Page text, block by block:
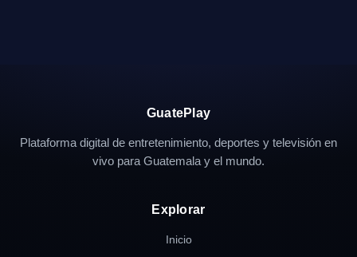
GuatePlay
Plataforma digital de entretenimiento, deportes y televisión en
vivo para Guatemala y el mundo.
Explorar
Inicio